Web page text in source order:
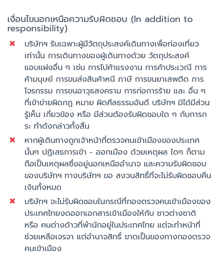
เงื่อนไขนอกเหนือความรับผิดชอบ (In addition to
responsibility)
บริษัทฯ รับเฉพาะผู้มีวัตถุประสงค์เดินทางเพื่อท่องเที่ยว
เท่านั้น การเดินทางของผู้เดินทางด้วย วัตถุประสงค์
แอบแฝงอื่น ๆ เช่น การไปค้าแรงงาน การค้าประเวณี การ
ค้ามนุษย์ การขนส่งสินค้าหนี ภาษี การขนยาเสพติด การ
โจรกรรม การขนอาวุธสงคราม การก่อการร้าย และ อื่น ๆ
ที่เข้าข่ายผิดกฏ หมาย ผิดศีลธรรมอันดี บริษัทฯ มิได้มีส่วน
รู้เห็น เกี่ยวข้อง หรือ มีส่วนต้องรับผิดชอบใด ๆ กับการก
ระ ทำดังกล่าวทั้งสิ้น
หากผู้เดินทางถูกเจ้าหน้าที่ตรวจคนเข้าเมืองของประเทศ
นั้นๆ ปฏิเสธการเข้า - ออกเมือง ด้วยเหตุผล ใดๆ ก็ตาม
ถือเป็นเหตุผลซึ่งอยู่นอกเหนืออำนาจ และความรับผิดชอบ
ของบริษัทฯ ทางบริษัทฯ ขอ สงวนสิทธิ์ที่จะไม่รับผิดชอบคืน
เงินทั้งหมด
บริษัทฯ จะไม่รับผิดชอบในกรณีที่กองตรวจคนเข้าเมืองของ
ประเทศไทยงดออกเอกสารเข้าเมืองให้กับ ชาวต่างชาติ
หรือ คนต่างด้าวที่พำนักอยู่ในประเทศไทย แต่จะทำหน้าที่
ช่วยเหลือเจรจา แต่อำนาจสิทธิ์ ขาดเป็นของทางกองตรวจ
คนเข้าเมือง